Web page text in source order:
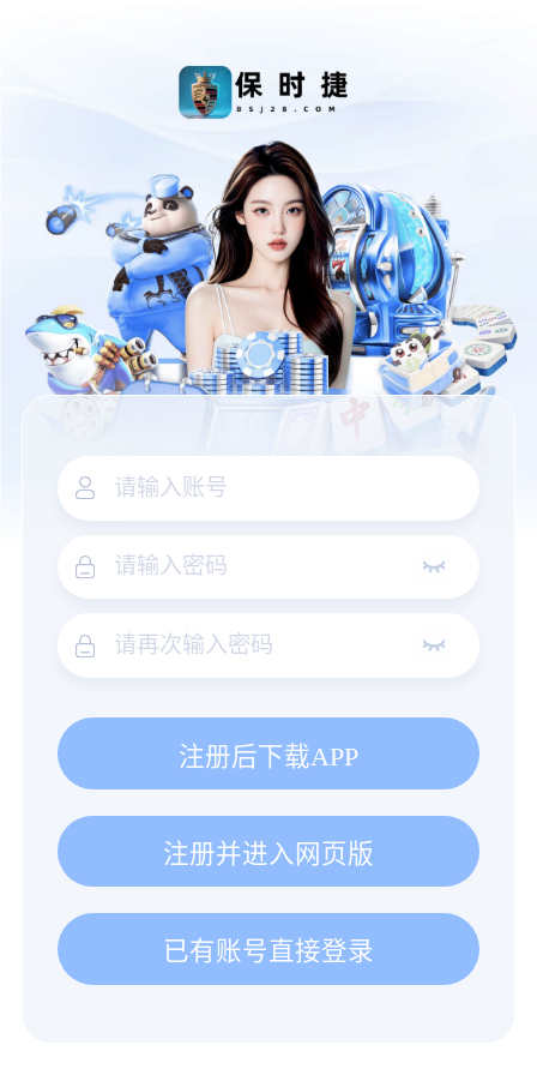
注册后下载APP
注册并进入网页版
已有账号直接登录